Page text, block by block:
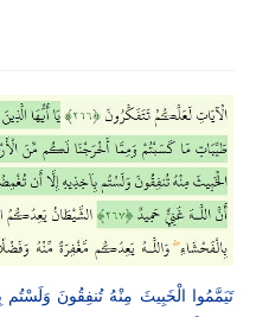
تَیَمَّمُوا الْخَبِیثَ مِنْهُ تُنفِقُونَ وَلَسْتُم